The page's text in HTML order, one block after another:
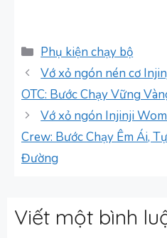
Danh
mục
Phụ kiện chạy bộ
Vớ xỏ ngón nén cơ
OTC: Bước Chạy Vững
Vớ xỏ ngón Injinji
Crew: Bước Chạy Êm Ái,
Đường
Viết một bình